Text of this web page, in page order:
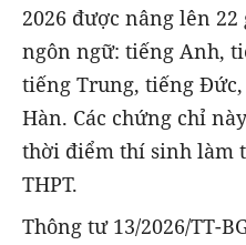
2026 được nâng lên
ngôn ngữ: tiếng Anh,
tiếng Trung, tiếng
Hàn. Các chứng chỉ
thời điểm thí sinh làm
THPT.
Thông tư 13/2026/TT-